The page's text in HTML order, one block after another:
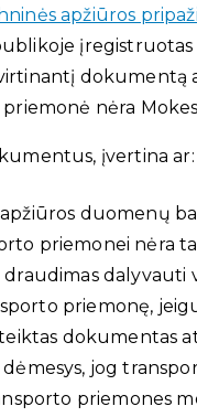
apžiūros
dokumentą
nėra
įvertina ar:
duomenų
priemonei nėra
dalyvauti
priemonę,
dokumentas
jog
priemones